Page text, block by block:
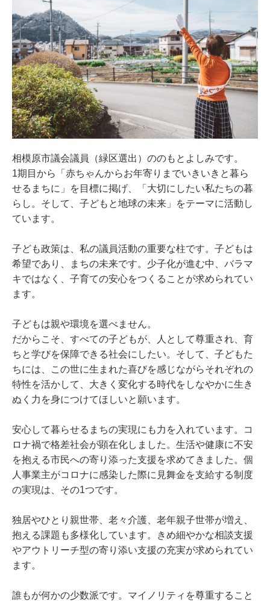
相模原市議会議員（緑区選出）ののもとよしみです。
1期目から「赤ちゃんからお年寄りまでいきいきと暮ら
せるまちに」を目標に掲げ、「大切にしたい私たちの暮
らし。そして、子どもと地球の未来」をテーマに活動し
ています。
子ども政策は、私の議員活動の重要な柱です。子どもは
希望であり、まちの未来です。少子化が進む中、バラマ
キではなく、子育ての安心をつくることが求められてい
ます。
子どもは親や環境を選べません。
だからこそ、すべての子どもが、人として尊重され、育
ちと学びを保障できる社会にしたい。そして、子どもた
ちには、この世に生まれた喜びを感じながらそれぞれの
特性を活かして、大きく変化する時代をしなやかに生き
ぬく力を身につけてほしいと願います。
安心して暮らせるまちの実現にも力を入れています。コ
ロナ禍で格差社会が顕在化しました。生活や健康に不安
を抱える市民への寄り添った支援を求めてきました。個
人事業主がコロナに感染した際に見舞金を支給する制度
の実現は、その1つです。
独居やひとり親世帯、老々介護、老年親子世帯が増え、
抱える課題も多様化しています。きめ細やかな相談支援
やアウトリーチ型の寄り添い支援の充実が求められてい
ます。
誰もが何かの少数派です。マイノリティを尊重すること